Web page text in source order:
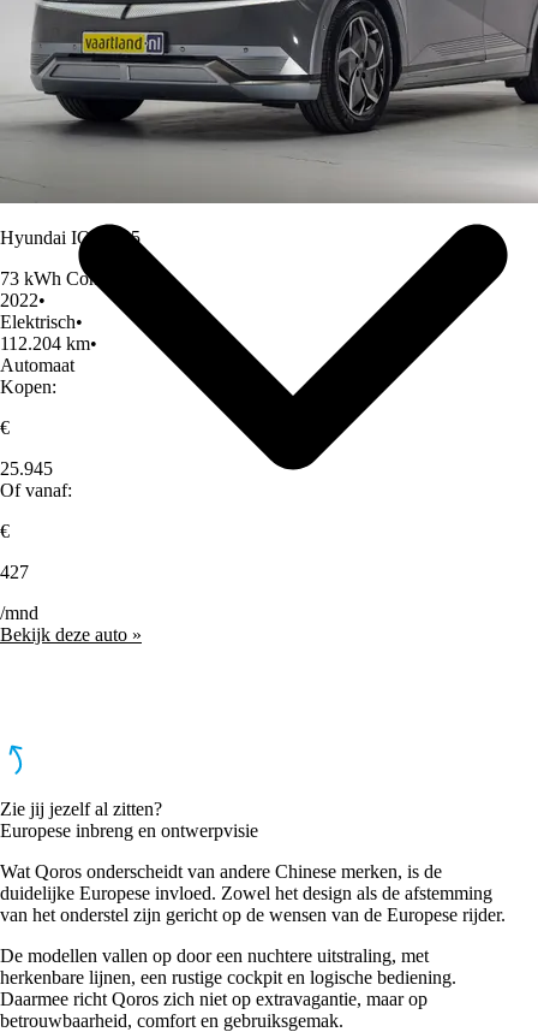
Over Ons
Hyundai IONIQ 5
73 kWh Connect
2022•
Elektrisch•
112.204 km•
Automaat
Kopen:
€
25.945
Of vanaf:
€
427
/mnd
Bekijk deze auto »
Zie jij jezelf al zitten?
Europese inbreng en ontwerpvisie
Wat Qoros onderscheidt van andere Chinese merken, is de
duidelijke Europese invloed. Zowel het design als de afstemming
van het onderstel zijn gericht op de wensen van de Europese rijder.
De modellen vallen op door een nuchtere uitstraling, met
herkenbare lijnen, een rustige cockpit en logische bediening.
Daarmee richt Qoros zich niet op extravagantie, maar op
betrouwbaarheid, comfort en gebruiksgemak.